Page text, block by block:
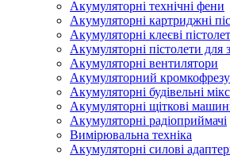
Акумуляторні технічні фени
Акумуляторні картриджні
Акумуляторні клеєві
Акумуляторні пістолети для
Акумуляторні вентилятори
Акумуляторний
Акумуляторні будівельні
Акумуляторні щіткові
Акумуляторні радіоприймачі
Вимірювальна техніка
Акумуляторні силові